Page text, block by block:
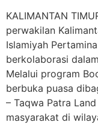
KALIMANTAN
perwakilan
Islamiyah
berkolaborasi
Melalui program
berbuka puasa
– Taqwa Patra
masyarakat di